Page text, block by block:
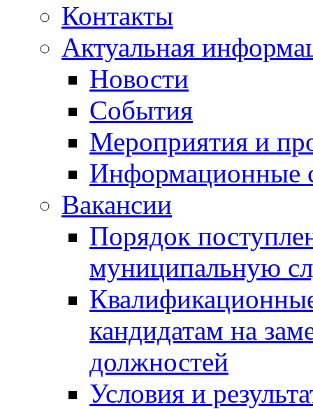
Контакты
Актуальная
Новости
События
Мероприятия и
Информационные
Вакансии
Порядок
муниципальную
кандидатам на
должностей
Условия и